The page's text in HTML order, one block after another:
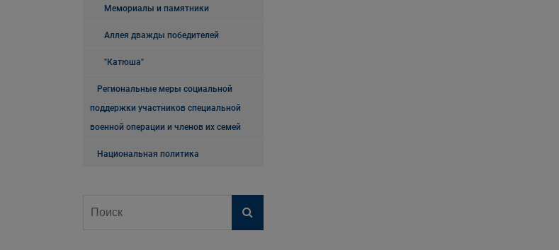
Мемориалы и памятники
Аллея дважды победителей
"Катюша"
Региональные меры социальной
поддержки участников специальной
военной операции и членов их семей
Национальная политика